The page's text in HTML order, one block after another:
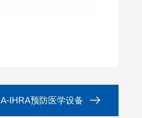
IHRA预防医学设备